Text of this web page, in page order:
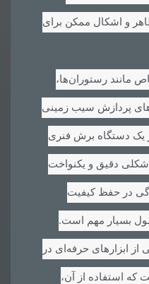
و اشکال ممکن برای
مانند رستوران‌ها،
پردازش سیب زمینی
یک دستگاه برش فنری
دقیق و یکنواخت
در حفظ کیفیت
بسیار مهم است.
از ابزارهای حرفه‌ای در
که استفاده از آن،